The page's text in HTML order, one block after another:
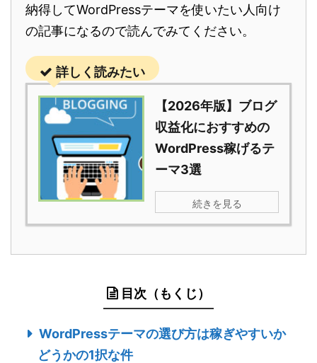
納得してWordPressテーマを使いたい人向け
の記事になるので読んでみてください。
詳しく読みたい
【2026年版】ブログ
収益化におすすめの
WordPress稼げるテ
ーマ3選
続きを見る
目次（もくじ）
WordPressテーマの選び方は稼ぎやすいか
どうかの1択な件